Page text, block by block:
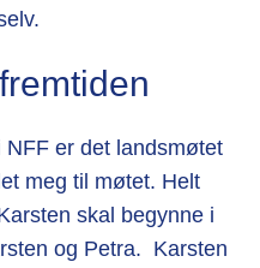
er det landsmøtet
meg til møtet. Helt
skal begynne i
og Petra. Karsten